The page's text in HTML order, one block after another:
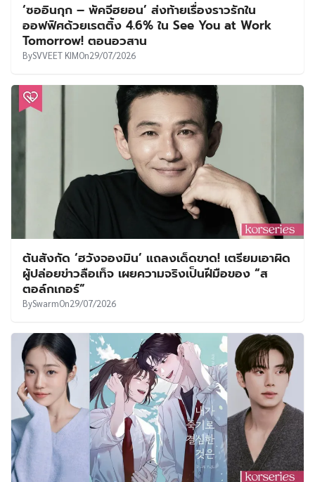
‘ซออินกุก – พัคจีฮยอน’ ส่งท้ายเรื่องราวรักใน
ออฟฟิศด้วยเรตติ้ง 4.6% ใน See You at Work
Tomorrow! ตอนอวสาน
BySVVEET KIMOn29/07/2026
ต้นสังกัด ‘ฮวังจองมิน’ แถลงเด็ดขาด! เตรียมเอาผิด
ผู้ปล่อยข่าวลือเท็จ เผยความจริงเป็นฝีมือของ “ส
ตอล์กเกอร์”
BySwarmOn29/07/2026